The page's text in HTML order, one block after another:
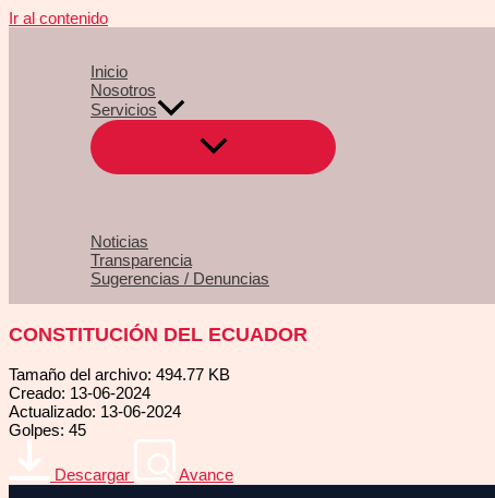
Ir al contenido
Inicio
Nosotros
Servicios
Noticias
Transparencia
Sugerencias / Denuncias
CONSTITUCIÓN DEL ECUADOR
Tamaño del archivo: 494.77 KB
Creado: 13-06-2024
Actualizado: 13-06-2024
Golpes: 45
Descargar Avance